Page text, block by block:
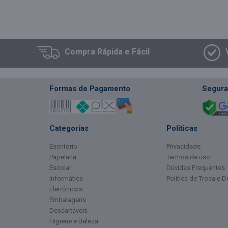
Compra Rápida e Fácil
Formas de Pagamento
Categorias
Escritório
Papelaria
Escolar
Informática
Eletrônicos
Embalagens
Descartáveis
Higiene e Beleza
Políticas
Privacidade
Termos de uso
Dúvidas Frequentes
Política de Troca e